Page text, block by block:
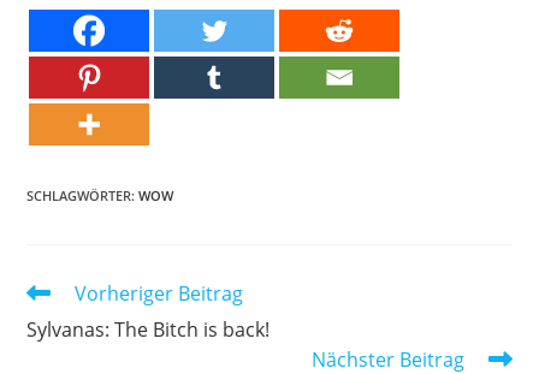
SCHLAGWÖRTER:WOW
Weitere
ansehen
Vorheriger Beitrag
Sylvanas: The Bitch is back!
Nächster Beitrag